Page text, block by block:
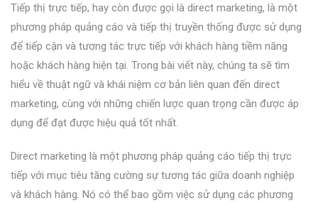
Tiếp thị trực tiếp, hay còn được gọi là direct marketing, là một
phương pháp quảng cáo và tiếp thị truyền thống được sử dụng
để tiếp cận và tương tác trực tiếp với khách hàng tiềm năng
hoặc khách hàng hiện tại. Trong bài viết này, chúng ta sẽ tìm
hiểu về thuật ngữ và khái niệm cơ bản liên quan đến direct
marketing, cùng với những chiến lược quan trọng cần được áp
dụng để đạt được hiệu quả tốt nhất.
Direct marketing là một phương pháp quảng cáo tiếp thị trực
tiếp với mục tiêu tăng cường sự tương tác giữa doanh nghiệp
và khách hàng. Nó có thể bao gồm việc sử dụng các phương